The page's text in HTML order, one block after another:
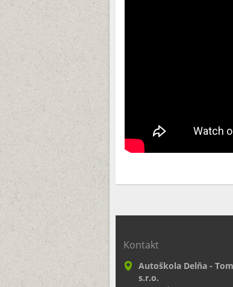
Kontakt
Autoškola Delňa -
s.r.o.